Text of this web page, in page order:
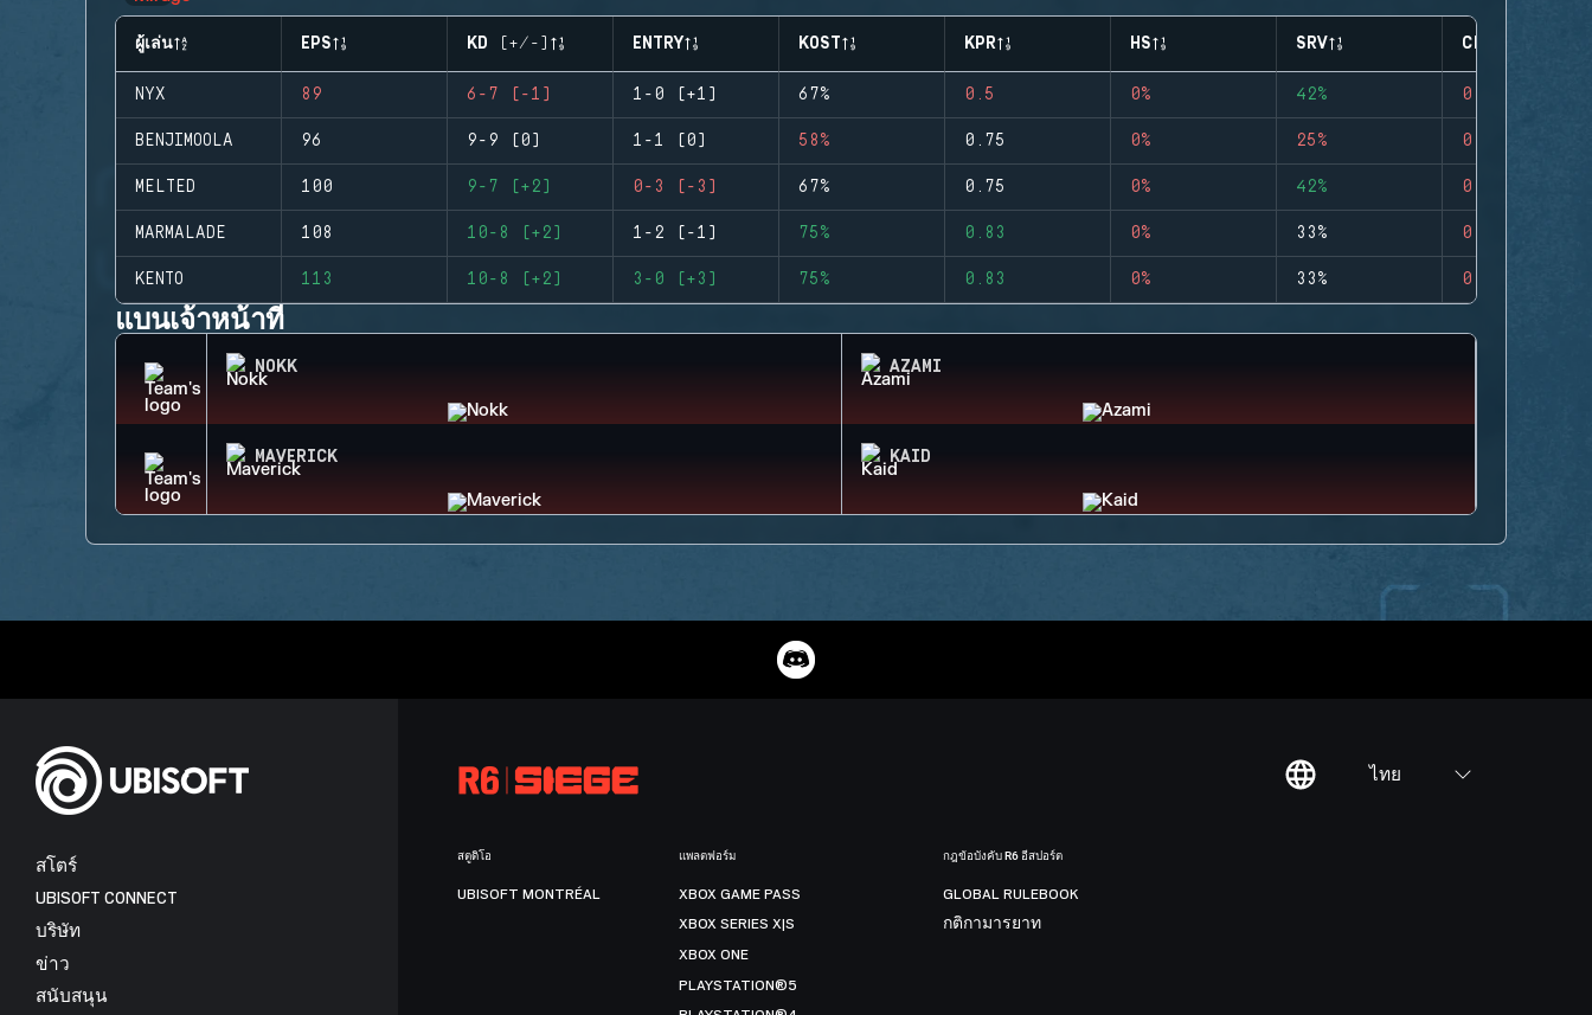
ผู้เล่น EPS KD (+/-) ENTRY KOST KPR HS SRV CLUTCHES
NYX 89 6-7 (-1) 1-0 (+1) 67% 0.5 0% 42% 0
BENJIMOOLA 96 9-9 (0) 1-1 (0) 58% 0.75 0% 25% 0
MELTED 100 9-7 (+2) 0-3 (-3) 67% 0.75 0% 42% 0
MARMALADE 108 10-8 (+2) 1-2 (-1) 75% 0.83 0% 33% 0
KENTO 113 10-8 (+2) 3-0 (+3) 75% 0.83 0% 33% 0
แบนเจ้าหน้าที่
NOKK AZAMI
MAVERICK KAID
ไทย
สโตร์
UBISOFT CONNECT
บริษัท
ข่าว
สนับสนุน
สตูดิโอ
UBISOFT MONTRÉAL
แพลตฟอร์ม
XBOX GAME PASS
XBOX SERIES X|S
XBOX ONE
PLAYSTATION®5
กฎข้อบังคับ R6 อีสปอร์ต
GLOBAL RULEBOOK
กติกามารยาท